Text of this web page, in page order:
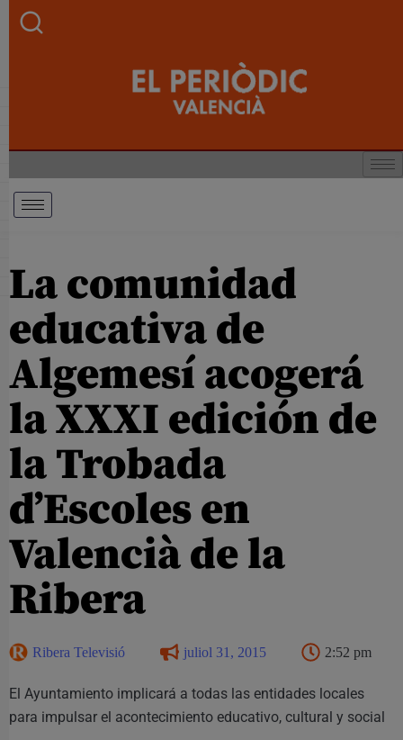
La comunidad
educativa de
Algemesí acogerá
la XXXI edición de
la Trobada
d’Escoles en
Valencià de la
Ribera
Ribera Televisió juliol 31, 2015 2:52 pm
El Ayuntamiento implicará a todas las entidades locales
para impulsar el acontecimiento educativo, cultural y social